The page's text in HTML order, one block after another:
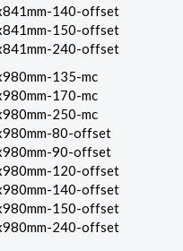
140-offset
150-offset
240-offset
135-mc
170-mc
250-mc
80-offset
90-offset
120-offset
140-offset
150-offset
240-offset